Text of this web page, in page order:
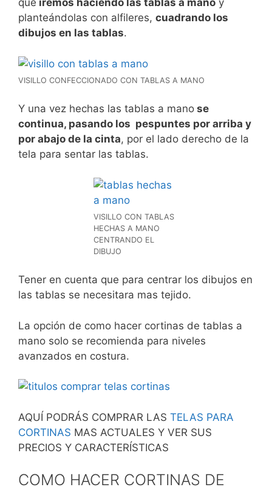
que iremos haciendo las tablas a mano y
planteándolas con alfileres, cuadrando los
dibujos en las tablas.
VISILLO CONFECCIONADO CON TABLAS A MANO
Y una vez hechas las tablas a mano se
continua, pasando los pespuntes por arriba y
por abajo de la cinta, por el lado derecho de la
tela para sentar las tablas.
VISILLO CON TABLAS
HECHAS A MANO
CENTRANDO EL
DIBUJO
Tener en cuenta que para centrar los dibujos en
las tablas se necesitara mas tejido.
La opción de como hacer cortinas de tablas a
mano solo se recomienda para niveles
avanzados en costura.
AQUÍ PODRÁS COMPRAR LAS TELAS PARA
CORTINAS MAS ACTUALES Y VER SUS
PRECIOS Y CARACTERÍSTICAS
COMO HACER CORTINAS DE